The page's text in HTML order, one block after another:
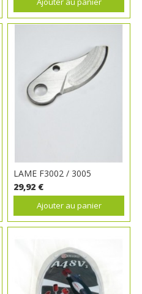
LAME F3002 / 3005
29,92 €
Ajouter au panier